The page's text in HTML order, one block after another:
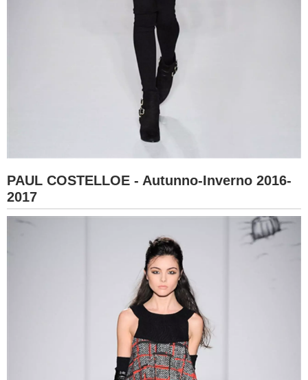
PAUL COSTELLOE - Autunno-Inverno 2016-
2017